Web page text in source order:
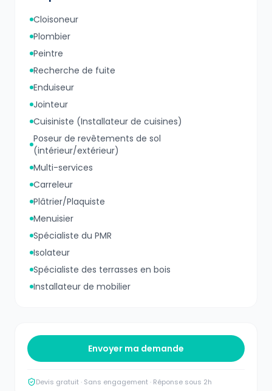
Cloisoneur
Plombier
Peintre
Recherche de fuite
Enduiseur
Jointeur
Cuisiniste (Installateur de cuisines)
Poseur de revêtements de sol
(intérieur/extérieur)
Multi-services
Carreleur
Plâtrier/Plaquiste
Menuisier
Spécialiste du PMR
Isolateur
Spécialiste des terrasses en bois
Installateur de mobilier
Envoyer ma demande
Devis gratuit · Sans engagement · Réponse sous 2h